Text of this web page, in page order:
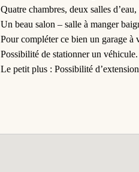
Quatre chambres, deux salles
Un beau salon – salle à manger
Pour compléter ce bien un garage à
Possibilité de stationner un véhicule.
Le petit plus : Possibilité